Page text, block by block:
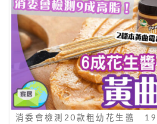
消委會檢測20款粗幼花生醬 19